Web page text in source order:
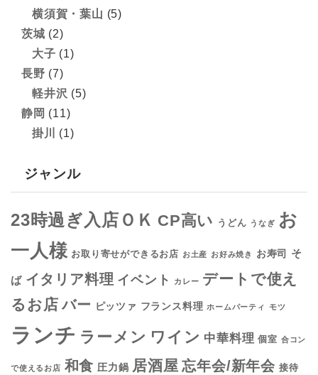
横須賀・葉山 (5)
茨城 (2)
大子 (1)
長野 (7)
軽井沢 (5)
静岡 (11)
掛川
(1)
ジャンル
23時過ぎ入店ＯＫ CP高い うどん うなぎ お
一人様 お取り寄せができるお店 お土産 お好み焼き お寿司 そ
ば イタリア料理 イベント カレー デートで使え
るお店 バー ピッツァ フランス料理 ホームパーティ モツ
ランチ ラーメン ワイン 中華料理 個室 合コン
で使えるお店 和食 圧力鍋 居酒屋 忘年会/新年会 接待